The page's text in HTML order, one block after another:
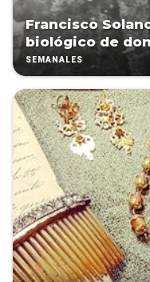
Francisco
biológico de
SEMANALES